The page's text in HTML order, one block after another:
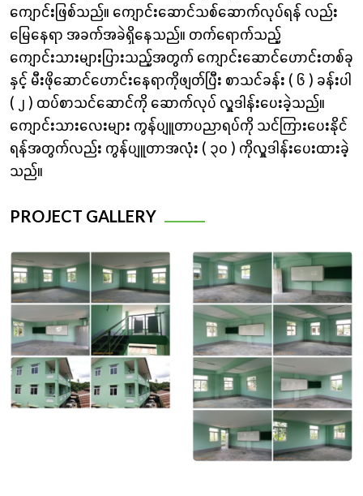
ကျောင်းဖြစ်သည်။ ကျောင်းဆောင်သစ်ဆောက်လုပ်ရန် လည်း
မြေနေရာ အခက်အခဲရှိနေသည်။ တက်ရောက်သည့်
ကျောင်းသားများပြားသည့်အတွက် ကျောင်းဆောင်ဟောင်းတစ်ခု
နှင့် မီးဖိုဆောင်ဟောင်းနေရာကိုဖျတ်ပြီး စာသင်ခန်း ( ၆ ) ခန်းပါ
( ၂ ) ထပ်စာသင်ဆောင်ကို ဆောက်လုပ် လှူဒါန်းပေးခဲ့သည်။
ကျောင်းသားလေးများ ကွန်ပျူတာပညာရပ်ကို သင်ကြားပေးနိုင်
ရန်အတွက်လည်း ကွန်ပျူတာအလုံး ( ၃၀ ) ကိုလှူဒါန်းပေးထားခဲ့
သည်။
PROJECT GALLERY